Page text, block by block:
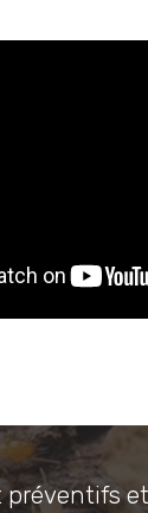
préventifs